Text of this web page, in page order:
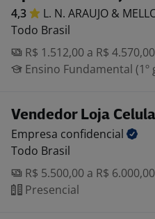
4,3 L. N. ARAUJO &
Todo Brasil
R$ 1.512,00 a R$ 4.570,00
Ensino Fundamental (1º
Vendedor Loja
Empresa confidencial
Todo Brasil
R$ 5.500,00 a R$ 6.000,00
Presencial